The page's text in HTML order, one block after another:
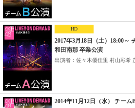
HD
2017年3月18日（土）18:00～
和田南那 卒業公演
出演者：佐々木優佳里 村山彩希
2014年11月12日（水） チー